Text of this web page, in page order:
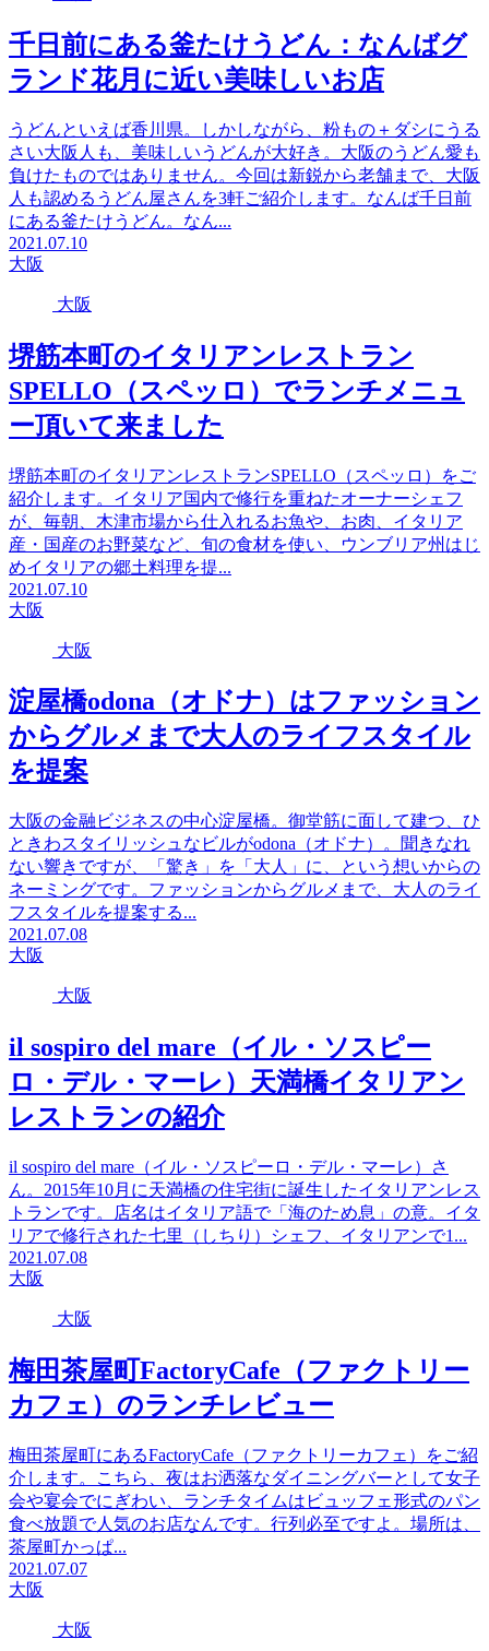
千日前にある釜たけうどん：なんばグ
ランド花月に近い美味しいお店
うどんといえば香川県。しかしながら、粉もの＋ダシにうる
さい大阪人も、美味しいうどんが大好き。大阪のうどん愛も
負けたものではありません。今回は新鋭から老舗まで、大阪
人も認めるうどん屋さんを3軒ご紹介します。なんば千日前
にある釜たけうどん。なん...
2021.07.10
大阪
大阪
堺筋本町のイタリアンレストラン
SPELLO（スペッロ）でランチメニュ
ー頂いて来ました
堺筋本町のイタリアンレストランSPELLO（スペッロ）をご
紹介します。イタリア国内で修行を重ねたオーナーシェフ
が、毎朝、木津市場から仕入れるお魚や、お肉、イタリア
産・国産のお野菜など、旬の食材を使い、ウンブリア州はじ
めイタリアの郷土料理を提...
2021.07.10
大阪
大阪
淀屋橋odona（オドナ）はファッション
からグルメまで大人のライフスタイル
を提案
大阪の金融ビジネスの中心淀屋橋。御堂筋に面して建つ、ひ
ときわスタイリッシュなビルがodona（オドナ）。聞きなれ
ない響きですが、「驚き」を「大人」に、という想いからの
ネーミングです。ファッションからグルメまで、大人のライ
フスタイルを提案する...
2021.07.08
大阪
大阪
il sospiro del mare（イル・ソスピー
ロ・デル・マーレ）天満橋イタリアン
レストランの紹介
il sospiro del mare（イル・ソスピーロ・デル・マーレ）さ
ん。2015年10月に天満橋の住宅街に誕生したイタリアンレス
トランです。店名はイタリア語で「海のため息」の意。イタ
リアで修行された七里（しちり）シェフ、イタリアンで1...
2021.07.08
大阪
大阪
梅田茶屋町FactoryCafe（ファクトリー
カフェ）のランチレビュー
梅田茶屋町にあるFactoryCafe（ファクトリーカフェ）をご紹
介します。こちら、夜はお洒落なダイニングバーとして女子
会や宴会でにぎわい、ランチタイムはビュッフェ形式のパン
食べ放題で人気のお店なんです。行列必至ですよ。場所は、
茶屋町かっぱ...
2021.07.07
大阪
大阪